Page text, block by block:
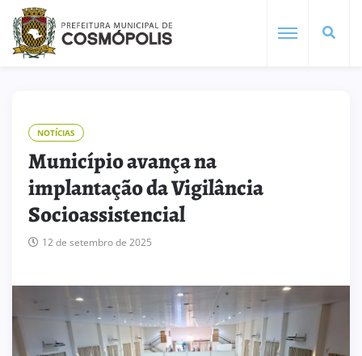
NOTÍCIAS
Município avança na
implantação da Vigilância
Socioassistencial
12 de setembro de 2025